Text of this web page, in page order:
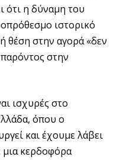
ότι η δύναμη του
ιστορικό
θέση στην αγορά «δεν
παρόντος στην
ισχυρές στο
όπου ο
και έχουμε λάβει
μια κερδοφόρα